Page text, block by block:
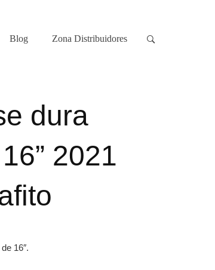
Blog Zona Distribuidores
dura
2021
16″.